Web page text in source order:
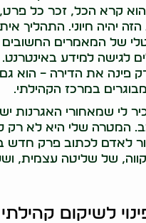
הוא קרא הכל, זכר כל פרט,
יהיה חיוני. התהליך
של המאמרים החשובים
לגישה למידע
פינה את הדירה – הוא
במרכז הקהילתי.
לי שמאחורי האגרנות
המטרה שלי היא לא רק
לאדם לכתוב פרק חדש
של שליטה עצמית,
לשיקום קהילתי